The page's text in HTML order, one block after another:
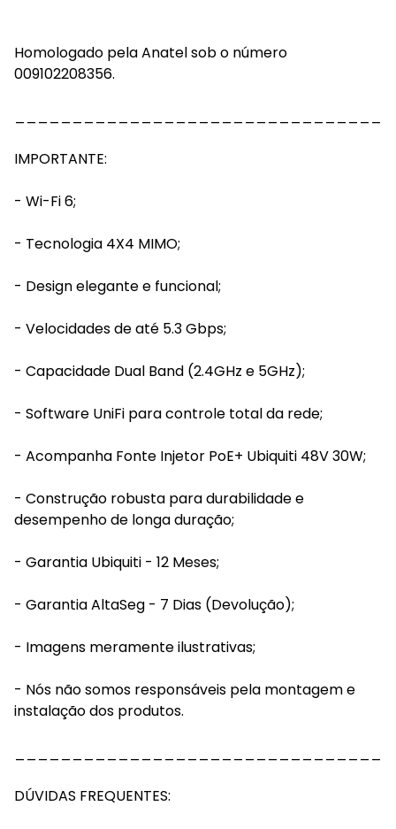
Homologado pela Anatel sob o número
009102208356.
IMPORTANTE:
- Wi-Fi 6;
- Tecnologia 4X4 MIMO;
- Design elegante e funcional;
- Velocidades de até 5.3 Gbps;
- Capacidade Dual Band (2.4GHz e 5GHz);
- Software UniFi para controle total da rede;
- Acompanha Fonte Injetor PoE+ Ubiquiti 48V 30W;
- Construção robusta para durabilidade e
desempenho de longa duração;
- Garantia Ubiquiti - 12 Meses;
- Garantia AltaSeg - 7 Dias (Devolução);
- Imagens meramente ilustrativas;
- Nós não somos responsáveis pela montagem e
instalação dos produtos.
DÚVIDAS FREQUENTES: